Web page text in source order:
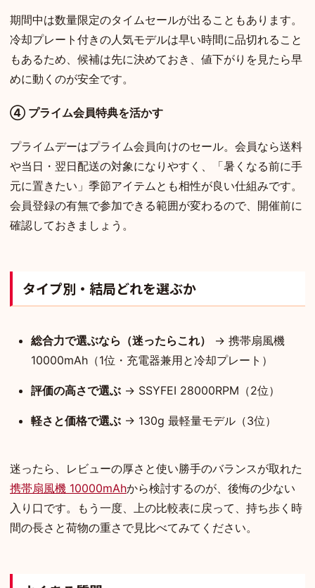
期間中は数量限定のタイムセールが出ることもあります。
冷却プレート付きの人気モデルは早い時間に品切れること
もあるため、候補は先に決めておき、値下がりを見たら早
めに動くのが安全です。
④ プライム会員特典を活かす
プライムデーはプライム会員向けのセール。会員なら送料
や当日・翌日配送の対象になりやすく、「暑くなる前に手
元に置きたい」季節アイテムとも相性が良い仕組みです。
会員登録の有無で参加できる範囲が変わるので、開催前に
確認しておきましょう。
タイプ別・結局どれを選ぶか
総合力で選ぶなら（迷ったらこれ）
→ 携帯扇風機
10000mAh（1位・充電器兼用と冷却プレート）
評価の高さで選ぶ → SSYFEI 28000RPM（2位）
軽さと価格で選ぶ → 130g 最軽量モデル（3位）
迷ったら、レビューの厚さと使い勝手のバランスが取れた
携帯扇風機 10000mAhから検討するのが、後悔の少ない
入り口です。もう一度、上の比較表に戻って、持ち歩く時
間の長さと荷物の重さで見比べてみてください。